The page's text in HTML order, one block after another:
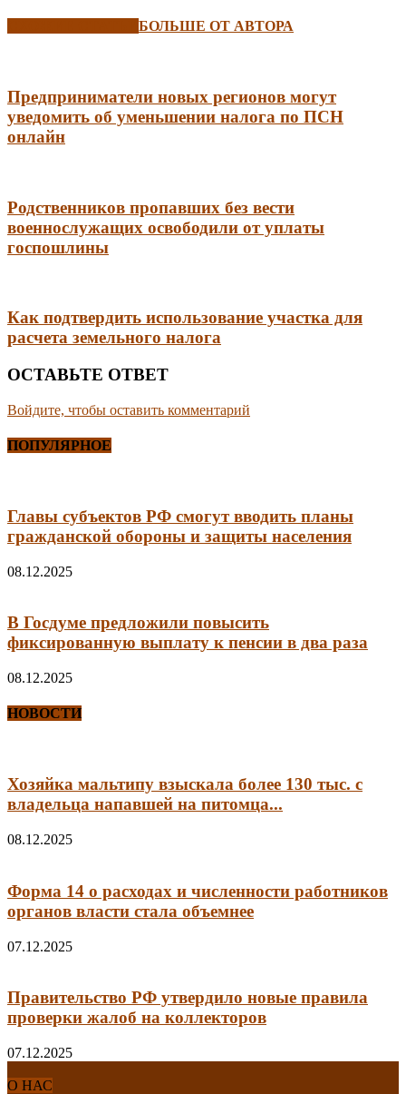
БОЛЬШЕ ОТ АВТОРА
Предприниматели новых регионов могут
уведомить об уменьшении налога по ПСН
онлайн
Родственников пропавших без вести
военнослужащих освободили от уплаты
госпошлины
Как подтвердить использование участка для
расчета земельного налога
ОСТАВЬТЕ ОТВЕТ
Войдите, чтобы оставить комментарий
ПОПУЛЯРНОЕ
Главы субъектов РФ смогут вводить планы
гражданской обороны и защиты населения
08.12.2025
В Госдуме предложили повысить
фиксированную выплату к пенсии в два раза
08.12.2025
НОВОСТИ
Хозяйка мальтипу взыскала более 130 тыс. с
владельца напавшей на питомца...
08.12.2025
Форма 14 о расходах и численности работников
органов власти стала объемнее
07.12.2025
Правительство РФ утвердило новые правила
проверки жалоб на коллекторов
07.12.2025
О НАС